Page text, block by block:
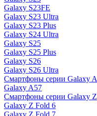
Galaxy S23FE
Galaxy S23 Ultra
Galaxy S23 Plus
Galaxy S24 Ultra
Galaxy S25
Galaxy S25 Plus
Galaxy S26
Galaxy S26 Ultra
Смартфоны серии Galaxy A
Galaxy A57
Смартфоны серии Galaxy Z
Galaxy Z Fold 6
Galaxy Z Fold 7